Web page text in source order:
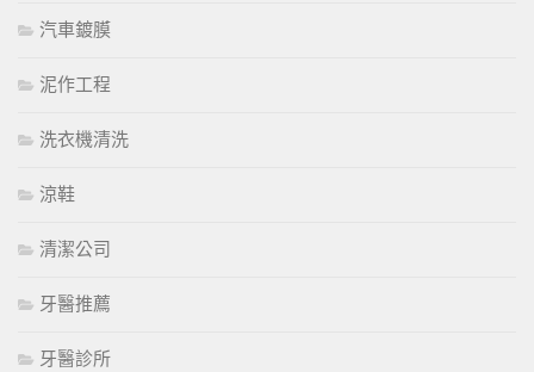
汽車鍍膜
泥作工程
洗衣機清洗
涼鞋
清潔公司
牙醫推薦
牙醫診所